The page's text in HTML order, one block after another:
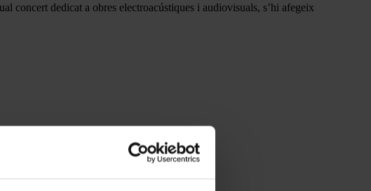
concert dedicat a obres electroacústiques i audiovisuals, s’hi afegeix